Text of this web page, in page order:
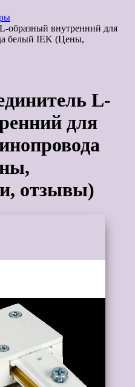
образный внутренний для
белый IEK (Цены,
L-
для
отзывы)